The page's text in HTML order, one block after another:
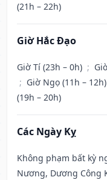
(21h – 22h)
Giờ Hắc Đạo
Giờ Tí (23h – 0h) ;
; Giờ Ngọ (11h – 12h)
(19h – 20h)
Các Ngày Kỵ
Không phạm bất kỳ
Nương, Dương Công